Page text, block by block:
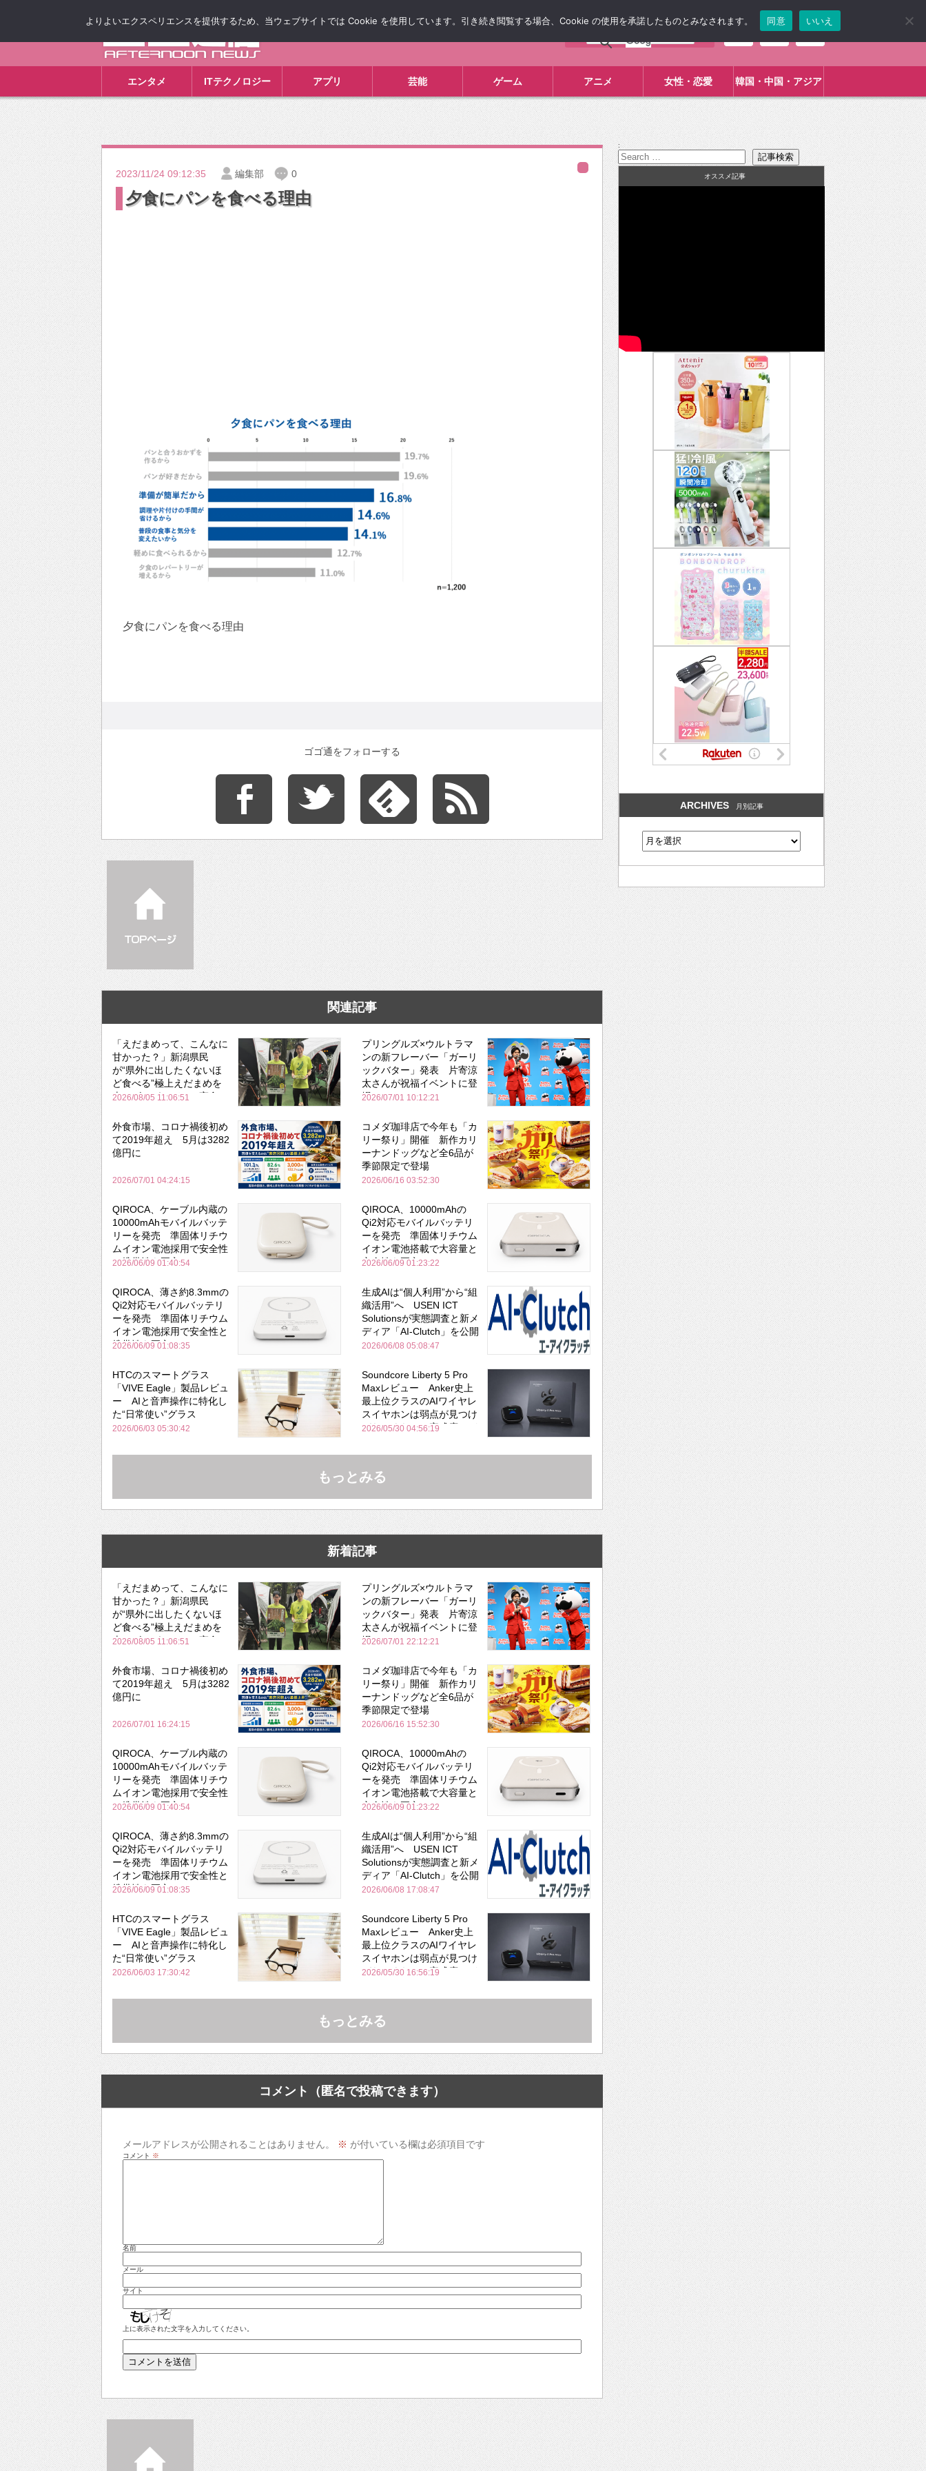
エンタメ ITテクノロジー アプリ 芸能 ゲーム アニメ 女性・恋愛 韓国・中国・アジア
2023/11/24 09:12:35 編集部 0
夕食にパンを食べる理由
夕食にパンを食べる理由
ゴゴ通をフォローする
関連記事
「えだまめって、こんなに
甘かった？」新潟県民
が“県外に出したくないほ
ど食べる”極上えだまめを
森のビアガーデンで実食
2026/08/05 11:06:51
プリングルズ×ウルトラマ
ンの新フレーバー「ガーリ
ックバター」発表 片寄涼
太さんが祝福イベントに登
場
2026/07/01 10:12:21
外食市場、コロナ禍後初め
て2019年超え 5月は3282
億円に
2026/07/01 04:24:15
コメダ珈琲店で今年も「カ
リー祭り」開催 新作カリ
ーナンドッグなど全6品が
季節限定で登場
2026/06/16 03:52:30
QIROCA、ケーブル内蔵の
10000mAhモバイルバッテ
リーを発売 準固体リチウ
ムイオン電池採用で安全性
と携帯性を両立
2026/06/09 01:40:54
QIROCA、10000mAhの
Qi2対応モバイルバッテリ
ーを発売 準固体リチウム
イオン電池搭載で大容量と
安全性を両立
2026/06/09 01:23:22
QIROCA、薄さ約8.3mmの
Qi2対応モバイルバッテリ
ーを発売 準固体リチウム
イオン電池採用で安全性と
携帯性を両立
2026/06/09 01:08:35
生成AIは“個人利用”から“組
織活用”へ USEN ICT
Solutionsが実態調査と新メ
ディア「AI-Clutch」を公開
2026/06/08 05:08:47
HTCのスマートグラス
「VIVE Eagle」製品レビュ
ー AIと音声操作に特化し
た“日常使い”グラス
2026/06/03 05:30:42
Soundcore Liberty 5 Pro
Maxレビュー Anker史上
最上位クラスのAIワイヤレ
スイヤホンは弱点が見つけ
づらいくらいの完成度にび
Bose並み
2026/05/30 04:56:19
もっとみる
新着記事
「えだまめって、こんなに
甘かった？」新潟県民
が“県外に出したくないほ
ど食べる”極上えだまめを
森のビアガーデンで実食
2026/08/05 11:06:51
プリングルズ×ウルトラマ
ンの新フレーバー「ガーリ
ックバター」発表 片寄涼
太さんが祝福イベントに登
場
2026/07/01 22:12:21
外食市場、コロナ禍後初め
て2019年超え 5月は3282
億円に
2026/07/01 16:24:15
コメダ珈琲店で今年も「カ
リー祭り」開催 新作カリ
ーナンドッグなど全6品が
季節限定で登場
2026/06/16 15:52:30
QIROCA、ケーブル内蔵の
10000mAhモバイルバッテ
リーを発売 準固体リチウ
ムイオン電池採用で安全性
と携帯性を両立
2026/06/09 01:40:54
QIROCA、10000mAhの
Qi2対応モバイルバッテリ
ーを発売 準固体リチウム
イオン電池搭載で大容量と
安全性を両立
2026/06/09 01:23:22
QIROCA、薄さ約8.3mmの
Qi2対応モバイルバッテリ
ーを発売 準固体リチウム
イオン電池採用で安全性と
携帯性を両立
2026/06/09 01:08:35
生成AIは“個人利用”から“組
織活用”へ USEN ICT
Solutionsが実態調査と新メ
ディア「AI-Clutch」を公開
2026/06/08 17:08:47
HTCのスマートグラス
「VIVE Eagle」製品レビュ
ー AIと音声操作に特化し
た“日常使い”グラス
2026/06/03 17:30:42
Soundcore Liberty 5 Pro
Maxレビュー Anker史上
最上位クラスのAIワイヤレ
スイヤホンは弱点が見つけ
づらいくらいの完成度にび
Bose並み
2026/05/30 16:56:19
もっとみる
コメント（匿名で投稿できます）
メールアドレスが公開されることはありません。 ※ が付いている欄は必須項目です
コメント ※
名前
メール
サイト
上に表示された文字を入力してください。
:
オススメ記事
ARCHIVES 月別記事
よりよいエクスペリエンスを提供するため、当ウェブサイトでは Cookie を使用しています。引き続き閲覧する場合、Cookie の使用を承諾したものとみなされます。 同意 いいえ